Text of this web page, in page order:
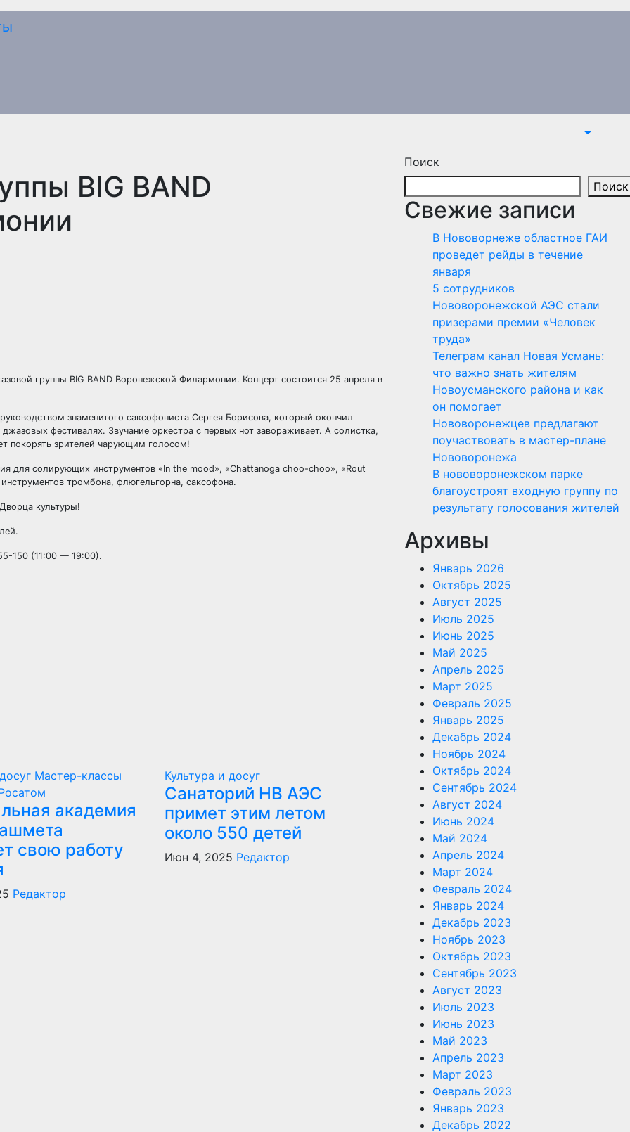
BIG BAND
группы BIG BAND Воронежской Филармонии. Концерт состоится 25 апреля в
знаменитого саксофониста Сергея Борисова, который окончил
фестивалях. Звучание оркестра с первых нот завораживает. А солистка,
покорять зрителей чарующим голосом!
для солирующих инструментов «In the mood», «Chattanoga choo-choo», «Rout
тромбона, флюгельгорна, саксофона.
культуры!
150 (11:00 — 19:00).
Мастер-классы
академия
свою работу
Редактор
Культура и досуг
Санаторий НВ АЭС
примет этим летом
около 550 детей
Июн 4, 2025 Редактор
Поиск
Поиск
Свежие записи
В Нововорнеже областное ГАИ
проведет рейды в течение
января
5 сотрудников
Нововоронежской АЭС стали
призерами премии «Человек
труда»
Телеграм канал Новая Усмань:
что важно знать жителям
Новоусманского района и как
он помогает
Нововоронежцев предлагают
поучаствовать в мастер-плане
Нововоронежа
В нововоронежском парке
благоустроят входную группу по
результату голосования жителей
Архивы
Январь 2026
Октябрь 2025
Август 2025
Июль 2025
Июнь 2025
Май 2025
Апрель 2025
Март 2025
Февраль 2025
Январь 2025
Декабрь 2024
Ноябрь 2024
Октябрь 2024
Сентябрь 2024
Август 2024
Июнь 2024
Май 2024
Апрель 2024
Март 2024
Февраль 2024
Январь 2024
Декабрь 2023
Ноябрь 2023
Октябрь 2023
Сентябрь 2023
Август 2023
Июль 2023
Июнь 2023
Май 2023
Апрель 2023
Март 2023
Февраль 2023
Январь 2023
Декабрь 2022